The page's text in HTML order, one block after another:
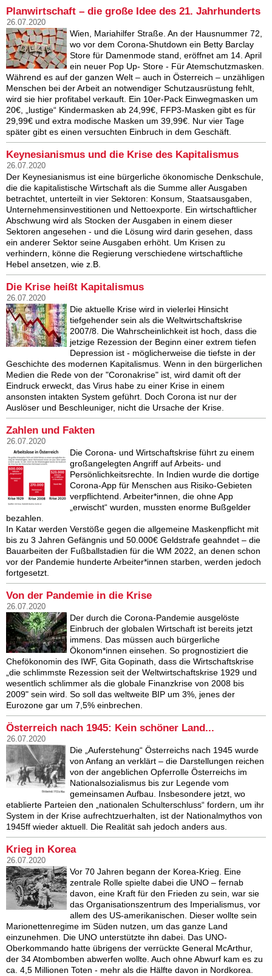
Planwirtschaft – die große Idee des 21. Jahrhunderts
26.07.2020
Wien, Mariahilfer Straße. An der Hausnummer 72,
wo vor dem Corona-Shutdown ein Betty Barclay
Store für Damenmode stand, eröffnet am 14. April
ein neuer Pop Up- Store - Für Atemschutzmasken.
Während es auf der ganzen Welt – auch in Österreich – unzähligen
Menschen bei der Arbeit an notwendiger Schutzausrüstung fehlt,
wird sie hier profitabel verkauft. Ein 10er-Pack Einwegmasken um
20€, „lustige“ Kindermasken ab 24,99€, FFP3-Masken gibt es für
29,99€ und extra modische Masken um 39,99€. Nur vier Tage
später gibt es einen versuchten Einbruch in dem Geschäft.
Keynesianismus und die Krise des Kapitalismus
26.07.2020
Der Keynesianismus ist eine bürgerliche ökonomische Denkschule,
die die kapitalistische Wirtschaft als die Summe aller Ausgaben
betrachtet, unterteilt in vier Sektoren: Konsum, Staatsausgaben,
Unternehmensinvestitionen und Nettoexporte. Ein wirtschaftlicher
Abschwung wird als Stocken der Ausgaben in einem dieser
Sektoren angesehen - und die Lösung wird darin gesehen, dass
ein anderer Sektor seine Ausgaben erhöht. Um Krisen zu
verhindern, könne die Regierung verschiedene wirtschaftliche
Hebel ansetzen, wie z.B.
Die Krise heißt Kapitalismus
26.07.2020
Die aktuelle Krise wird in vielerlei Hinsicht
tiefgehender sein als die Weltwirtschaftskrise
2007/8. Die Wahrscheinlichkeit ist hoch, dass die
jetzige Rezession der Beginn einer extrem tiefen
Depression ist - möglicherweise die tiefste in der
Geschichte des modernen Kapitalismus. Wenn in den bürgerlichen
Medien die Rede von der "Coronakrise" ist, wird damit oft der
Eindruck erweckt, das Virus habe zu einer Krise in einem
ansonsten intakten System geführt. Doch Corona ist nur der
Auslöser und Beschleuniger, nicht die Ursache der Krise.
Zahlen und Fakten
26.07.2020
Die Corona- und Wirtschaftskrise führt zu einem
großangelegten Angriff auf Arbeits- und
Persönlichkeitsrechte. In Indien wurde die dortige
Corona-App für Menschen aus Risiko-Gebieten
verpflichtend. Arbeiter*innen, die ohne App
„erwischt“ wurden, mussten enorme Bußgelder
bezahlen.
In Katar werden Verstöße gegen die allgemeine Maskenpflicht mit
bis zu 3 Jahren Gefängnis und 50.000€ Geldstrafe geahndet – die
Bauarbeiten der Fußballstadien für die WM 2022, an denen schon
vor der Pandemie hunderte Arbeiter*innen starben, werden jedoch
fortgesetzt.
Von der Pandemie in die Krise
26.07.2020
Der durch die Corona-Pandemie ausgelöste
Einbruch der globalen Wirtschaft ist bereits jetzt
immens. Das müssen auch bürgerliche
Ökonom*innen einsehen. So prognostiziert die
Chefökonomin des IWF, Gita Gopinath, dass die Wirtschaftskrise
„die schlimmste Rezession seit der Weltwirtschaftskrise 1929 und
wesentlich schlimmer als die globale Finanzkrise von 2008 bis
2009" sein wird. So soll das weltweite BIP um 3%, jenes der
Eurozone gar um 7,5% einbrechen.
Österreich nach 1945: Kein schöner Land...
26.07.2020
Die „Auferstehung“ Österreichs nach 1945 wurde
von Anfang an verklärt – die Darstellungen reichen
von der angeblichen Opferrolle Österreichs im
Nationalsozialismus bis zur Legende vom
gemeinsamen Aufbau. Insbesondere jetzt, wo
etablierte Parteien den „nationalen Schulterschluss“ fordern, um ihr
System in der Krise aufrechtzuerhalten, ist der Nationalmythos von
1945ff wieder aktuell. Die Realität sah jedoch anders aus.
Krieg in Korea
26.07.2020
Vor 70 Jahren begann der Korea-Krieg. Eine
zentrale Rolle spielte dabei die UNO – fernab
davon, eine Kraft für den Frieden zu sein, war sie
das Organisationszentrum des Imperialismus, vor
allem des US-amerikanischen. Dieser wollte sein
Marionettenregime im Süden nutzen, um das ganze Land
einzunehmen. Die UNO unterstützte ihn dabei. Das UNO-
Oberkommando hatte übrigens der verrückte General McArthur,
der 34 Atombomben abwerfen wollte. Auch ohne Abwurf kam es zu
ca. 4,5 Millionen Toten - mehr als die Hälfte davon in Nordkorea.